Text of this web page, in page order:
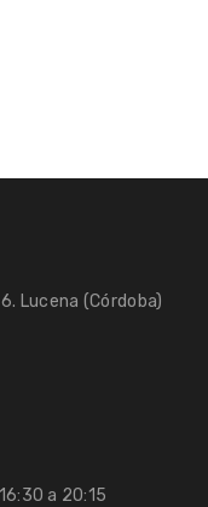
Lucena (Córdoba)
a 20:15